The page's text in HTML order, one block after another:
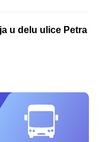
u delu ulice Petra